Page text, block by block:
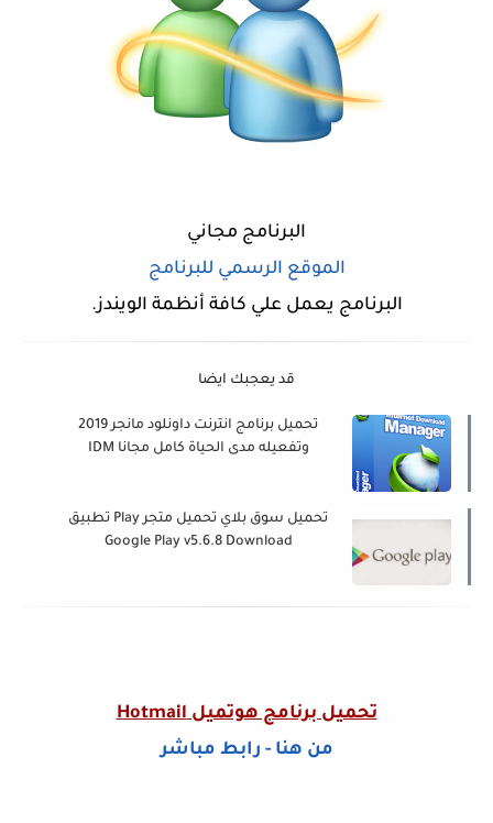
البرنامج مجاني
الموقع الرسمي للبرنامج
البرنامج يعمل علي كافة أنظمة الويندز.
قد يعجبك ايضا
تحميل برنامج انترنت داونلود مانجر 2019
وتفعيله مدى الحياة كامل مجانا IDM
تحميل سوق بلاي تحميل متجر Play تطبيق
Google Play v5.6.8 Download
تحميل برنامج هوتميل Hotmail
من هنا - رابط مباشر